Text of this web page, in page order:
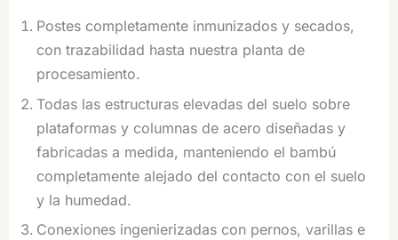
Postes completamente inmunizados y secados,
con trazabilidad hasta nuestra planta de
procesamiento.
Todas las estructuras elevadas del suelo sobre
plataformas y columnas de acero diseñadas y
fabricadas a medida, manteniendo el bambú
completamente alejado del contacto con el suelo
y la humedad.
Conexiones ingenierizadas con pernos, varillas e